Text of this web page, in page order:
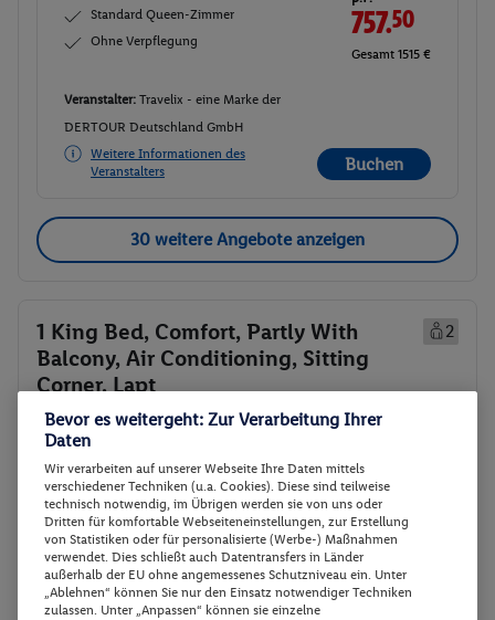
Standard Queen-Zimmer
Ohne Verpflegung
757.50
Gesamt 1515 €
Veranstalter: Travelix - eine Marke der
DERTOUR Deutschland GmbH
Weitere Informationen des
Veranstalters
Buchen
30 weitere Angebote anzeigen
1 King Bed, Comfort, Partly With
Balcony, Air Conditioning, Sitting
Corner, Lapt
2
Zimmerdetails
Buchen
1 King Bed, Comfort, Partly With
Balcony, Air Conditioning, Sitting
Corner, Lapt
01.12. - 06.12.2026
Abflugzeiten werden nachgereicht
Bevor es weitergeht: Zur Verarbeitung Ihrer
Daten
Wir verarbeiten auf unserer Webseite Ihre Daten mittels
verschiedener Techniken (u.a. Cookies). Diese sind teilweise
technisch notwendig, im Übrigen werden sie von uns oder
Dritten für komfortable Webseiteneinstellungen, zur Erstellung
von Statistiken oder für personalisierte (Werbe-) Maßnahmen
verwendet. Dies schließt auch Datentransfers in Länder
außerhalb der EU ohne angemessenes Schutzniveau ein. Unter
„Ablehnen“ können Sie nur den Einsatz notwendiger Techniken
zulassen. Unter „Anpassen“ können sie einzelne